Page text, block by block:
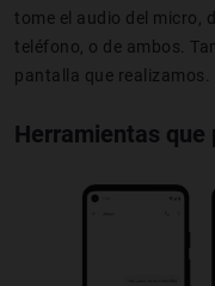
tome el audio del micro,
teléfono, o de ambos.
pantalla que realizamos.
Herramientas que